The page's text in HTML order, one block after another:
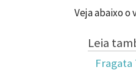
Veja abaixo o
Leia